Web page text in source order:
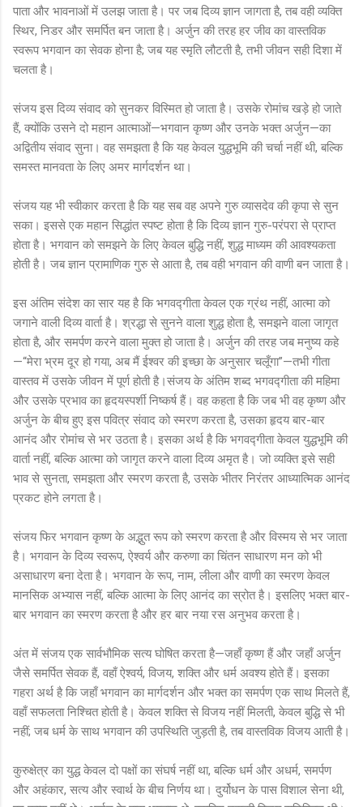
पाता और भावनाओं में उलझ जाता है। पर जब दिव्य ज्ञान जागता है, तब वही व्यक्ति
स्थिर, निडर और समर्पित बन जाता है। अर्जुन की तरह हर जीव का वास्तविक
स्वरूप भगवान का सेवक होना है; जब यह स्मृति लौटती है, तभी जीवन सही दिशा में
चलता है।
संजय इस दिव्य संवाद को सुनकर विस्मित हो जाता है। उसके रोमांच खड़े हो जाते
हैं, क्योंकि उसने दो महान आत्माओं—भगवान कृष्ण और उनके भक्त अर्जुन—का
अद्वितीय संवाद सुना। वह समझता है कि यह केवल युद्धभूमि की चर्चा नहीं थी, बल्कि
समस्त मानवता के लिए अमर मार्गदर्शन था।
संजय यह भी स्वीकार करता है कि यह सब वह अपने गुरु व्यासदेव की कृपा से सुन
सका। इससे एक महान सिद्धांत स्पष्ट होता है कि दिव्य ज्ञान गुरु-परंपरा से प्राप्त
होता है। भगवान को समझने के लिए केवल बुद्धि नहीं, शुद्ध माध्यम की आवश्यकता
होती है। जब ज्ञान प्रामाणिक गुरु से आता है, तब वही भगवान की वाणी बन जाता है।
इस अंतिम संदेश का सार यह है कि भगवद्गीता केवल एक ग्रंथ नहीं, आत्मा को
जगाने वाली दिव्य वार्ता है। श्रद्धा से सुनने वाला शुद्ध होता है, समझने वाला जागृत
होता है, और समर्पण करने वाला मुक्त हो जाता है। अर्जुन की तरह जब मनुष्य कहे
—“मेरा भ्रम दूर हो गया, अब मैं ईश्वर की इच्छा के अनुसार चलूँगा”—तभी गीता
वास्तव में उसके जीवन में पूर्ण होती है।संजय के अंतिम शब्द भगवद्गीता की महिमा
और उसके प्रभाव का हृदयस्पर्शी निष्कर्ष हैं। वह कहता है कि जब भी वह कृष्ण और
अर्जुन के बीच हुए इस पवित्र संवाद को स्मरण करता है, उसका हृदय बार-बार
आनंद और रोमांच से भर उठता है। इसका अर्थ है कि भगवद्गीता केवल युद्धभूमि की
वार्ता नहीं, बल्कि आत्मा को जागृत करने वाला दिव्य अमृत है। जो व्यक्ति इसे सही
भाव से सुनता, समझता और स्मरण करता है, उसके भीतर निरंतर आध्यात्मिक आनंद
प्रकट होने लगता है।
संजय फिर भगवान कृष्ण के अद्भुत रूप को स्मरण करता है और विस्मय से भर जाता
है। भगवान के दिव्य स्वरूप, ऐश्वर्य और करुणा का चिंतन साधारण मन को भी
असाधारण बना देता है। भगवान के रूप, नाम, लीला और वाणी का स्मरण केवल
मानसिक अभ्यास नहीं, बल्कि आत्मा के लिए आनंद का स्रोत है। इसलिए भक्त बार-
बार भगवान का स्मरण करता है और हर बार नया रस अनुभव करता है।
अंत में संजय एक सार्वभौमिक सत्य घोषित करता है—जहाँ कृष्ण हैं और जहाँ अर्जुन
जैसे समर्पित सेवक हैं, वहाँ ऐश्वर्य, विजय, शक्ति और धर्म अवश्य होते हैं। इसका
गहरा अर्थ है कि जहाँ भगवान का मार्गदर्शन और भक्त का समर्पण एक साथ मिलते हैं,
वहाँ सफलता निश्चित होती है। केवल शक्ति से विजय नहीं मिलती, केवल बुद्धि से भी
नहीं; जब धर्म के साथ भगवान की उपस्थिति जुड़ती है, तब वास्तविक विजय आती है।
कुरुक्षेत्र का युद्ध केवल दो पक्षों का संघर्ष नहीं था, बल्कि धर्म और अधर्म, समर्पण
और अहंकार, सत्य और स्वार्थ के बीच निर्णय था। दुर्योधन के पास विशाल सेना थी,